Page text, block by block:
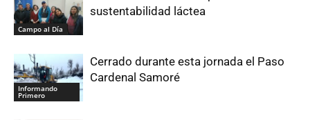
Campo al Día
sustentabilidad láctea
Informando
Primero
Cerrado durante esta jornada el Paso
Cardenal Samoré